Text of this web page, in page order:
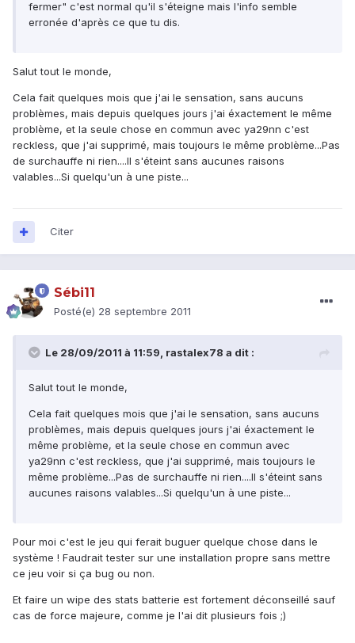
fermer" c'est normal qu'il s'éteigne mais l'info semble
erronée d'après ce que tu dis.
Salut tout le monde,
Cela fait quelques mois que j'ai le sensation, sans aucuns
problèmes, mais depuis quelques jours j'ai éxactement le même
problème, et la seule chose en commun avec ya29nn c'est
reckless, que j'ai supprimé, mais toujours le même problème...Pas
de surchauffe ni rien....Il s'éteint sans aucunes raisons
valables...Si quelqu'un à une piste...
Citer
Sébi11
Posté(e) 28 septembre 2011
Le 28/09/2011 à 11:59, rastalex78 a dit :
Salut tout le monde,
Cela fait quelques mois que j'ai le sensation, sans aucuns
problèmes, mais depuis quelques jours j'ai éxactement le
même problème, et la seule chose en commun avec
ya29nn c'est reckless, que j'ai supprimé, mais toujours le
même problème...Pas de surchauffe ni rien....Il s'éteint sans
aucunes raisons valables...Si quelqu'un à une piste...
Pour moi c'est le jeu qui ferait buguer quelque chose dans le
système ! Faudrait tester sur une installation propre sans mettre
ce jeu voir si ça bug ou non.
Et faire un wipe des stats batterie est fortement déconseillé sauf
cas de force majeure, comme je l'ai dit plusieurs fois ;)